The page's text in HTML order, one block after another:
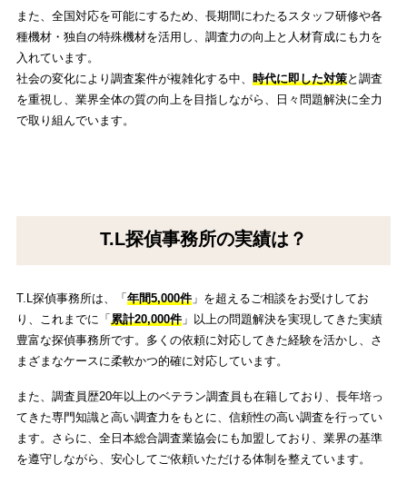
また、全国対応を可能にするため、長期間にわたるスタッフ研修や各
種機材・独自の特殊機材を活用し、調査力の向上と人材育成にも力を
入れています。
社会の変化により調査案件が複雑化する中、 時代に即した対策と調査
を重視し、業界全体の質の向上を目指しながら、日々問題解決に全力
で取り組んでいます。
T.L探偵事務所の実績は？
T.L探偵事務所は、「年間5,000件」を超えるご相談をお受けしてお
り、これまでに「累計20,000件」以上の問題解決を実現してきた実績
豊富な探偵事務所です。多くの依頼に対応してきた経験を活かし、さ
まざまなケースに柔軟かつ的確に対応しています。
また、調査員歴20年以上のベテラン調査員も在籍しており、長年培っ
てきた専門知識と高い調査力をもとに、信頼性の高い調査を行ってい
ます。さらに、全日本総合調査業協会にも加盟しており、業界の基準
を遵守しながら、安心してご依頼いただける体制を整えています。